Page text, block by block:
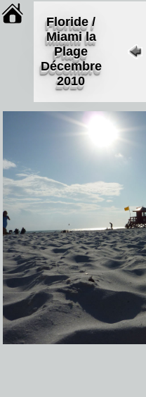
Floride /
Miami la
Plage
Décembre
2010